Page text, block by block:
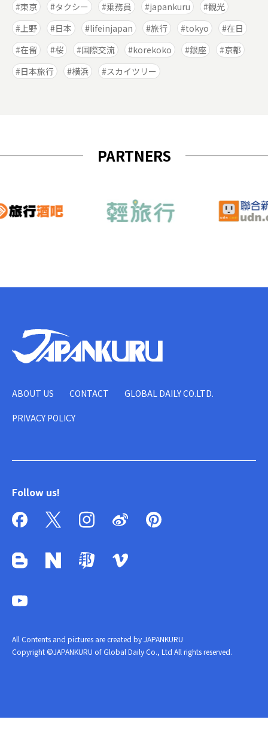
東京 タクシー 乗務員 japankuru
観光
上野
日本 lifeinjapan 旅行 tokyo
在日
在留
桜 国際交流 korekoko 銀座
京都
日本旅行
横浜 スカイツリー
PARTNERS
ABOUT US CONTACT GLOBAL DAILY CO.LTD.
PRIVACY POLICY
Follow us!
All Contents and pictures are created by JAPANKURU
Copyright ©JAPANKURU of Global Daily Co., Ltd All rights reserved.